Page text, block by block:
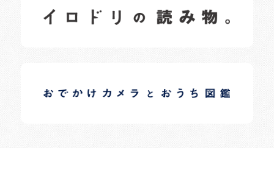
日常の様子など随時更新中です。
日常の様子など随時更新中です。